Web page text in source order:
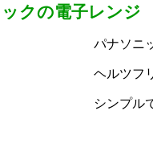
クの電子レンジ
パナソニ
ヘルツフ
シンプル